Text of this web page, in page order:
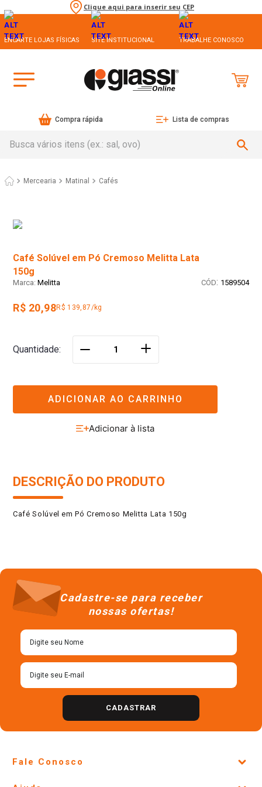
Clique aqui para inserir seu CEP
ENCARTE LOJAS FÍSICAS SITE INSTITUCIONAL TRABALHE CONOSCO
Compra rápida Lista de compras
Mercearia Matinal Cafés
Café Solúvel em Pó Cremoso Melitta Lata
150g
Melitta : 1589504
R$ 20,98R$ 139,87/kg
Quantidade ＋
ADICIONAR AO CARRINHO
DESCRIÇÃO DO PRODUTO
Café Solúvel em Pó Cremoso Melitta Lata 150g
Cadastre-se para receber
nossas ofertas!
CADASTRAR
Fale Conosco